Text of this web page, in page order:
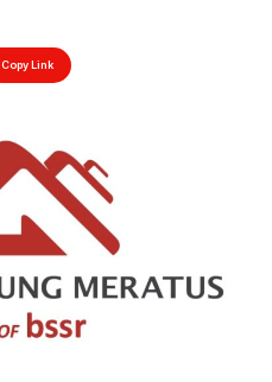
Copy Link